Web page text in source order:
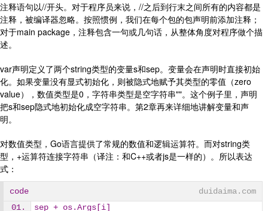
注释语句以//开头。对于程序员来说，//之后到行末之间所有的内容都是
注释，被编译器忽略。按照惯例，我们在每个包的包声明前添加注释；
对于main package，注释包含一句或几句话，从整体角度对程序做个描
述。
var声明定义了两个string类型的变量s和sep。变量会在声明时直接初始
化。如果变量没有显式初始化，则被隐式地赋予其类型的零值（zero
value），数值类型是0，字符串类型是空字符串""。这个例子里，声明
把s和sep隐式地初始化成空字符串。第2章再来详细地讲解变量和声
明。
对数值类型，Go语言提供了常规的数值和逻辑运算符。而对string类
型，+运算符连接字符串（译注：和C++或者js是一样的）。所以表达
式：
code
duidaima.com
sep + os.Args[i]